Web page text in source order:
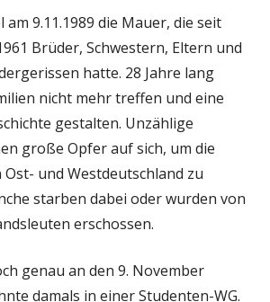
am 9.11.1989 die Mauer, die seit
Brüder, Schwestern, Eltern und
hatte. 28 Jahre lang
nicht mehr treffen und eine
gestalten. Unzählige
große Opfer auf sich, um die
Ost- und Westdeutschland zu
starben dabei oder wurden von
erschossen.
genau an den 9. November
damals in einer Studenten-WG.